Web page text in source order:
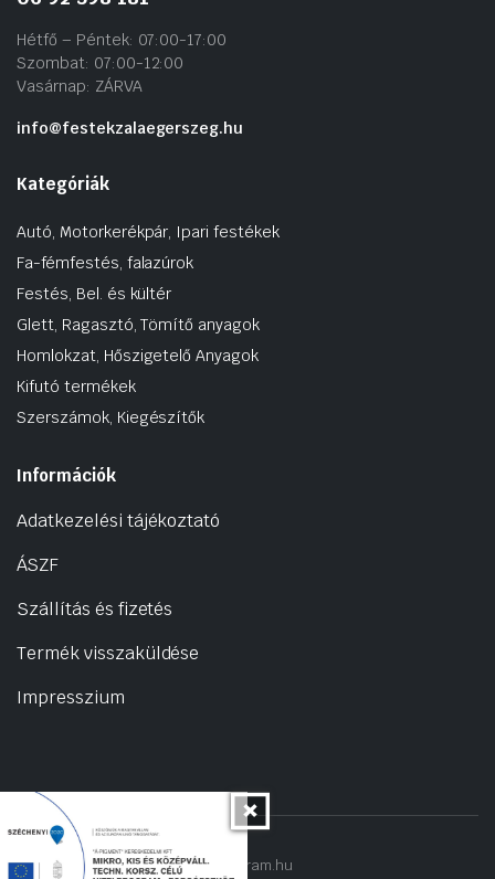
Hétfő – Péntek: 07:00-17:00
Szombat: 07:00-12:00
Vasárnap: ZÁRVA
info@festekzalaegerszeg.hu
Kategóriák
Autó, Motorkerékpár, Ipari festékek
Fa-fémfestés, falazúrok
Festés, Bel. és kültér
Glett, Ragasztó, Tömítő anyagok
Homlokzat, Hőszigetelő Anyagok
Kifutó termékek
Szerszámok, Kiegészítők
Információk
Adatkezelési tájékoztató
ÁSZF
Szállítás és fizetés
Termék visszaküldése
Impresszium
Copyright 2022 © hogyantalaljanakram.hu